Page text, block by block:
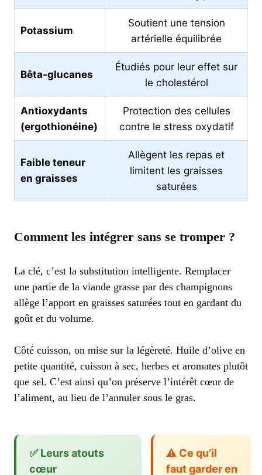
Potassium
Soutient une tension
artérielle équilibrée
Bêta-glucanes
Étudiés pour leur effet sur
le cholestérol
Antioxydants
(ergothionéine)
Protection des cellules
contre le stress oxydatif
Faible teneur
en graisses
Allègent les repas et
limitent les graisses
saturées
Comment les intégrer sans se tromper ?
La clé, c’est la substitution intelligente. Remplacer
une partie de la viande grasse par des champignons
allège l’apport en graisses saturées tout en gardant du
goût et du volume.
Côté cuisson, on mise sur la légèreté. Huile d’olive en
petite quantité, cuisson à sec, herbes et aromates plutôt
que sel. C’est ainsi qu’on préserve l’intérêt cœur de
l’aliment, au lieu de l’annuler sous le gras.
✅ Leurs atouts
cœur
⚠️ Ce qu’il
faut garder en